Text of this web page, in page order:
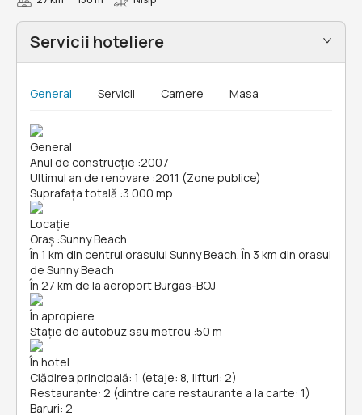
Servicii hoteliere
General Servicii Camere Masa
General
Anul de construcție :2007
Ultimul an de renovare :2011 (Zone publice)
Suprafața totală :3 000 mp
Locație
Oraș :Sunny Beach
În 1 km din centrul orasului Sunny Beach. În 3 km din orasul
de Sunny Beach
În 27 km de la aeroport Burgas-BOJ
În apropiere
Stație de autobuz sau metrou :50 m
În hotel
Clădirea principală: 1 (etaje: 8, lifturi: 2)
Restaurante: 2 (dintre care restaurante a la carte: 1)
Baruri: 2